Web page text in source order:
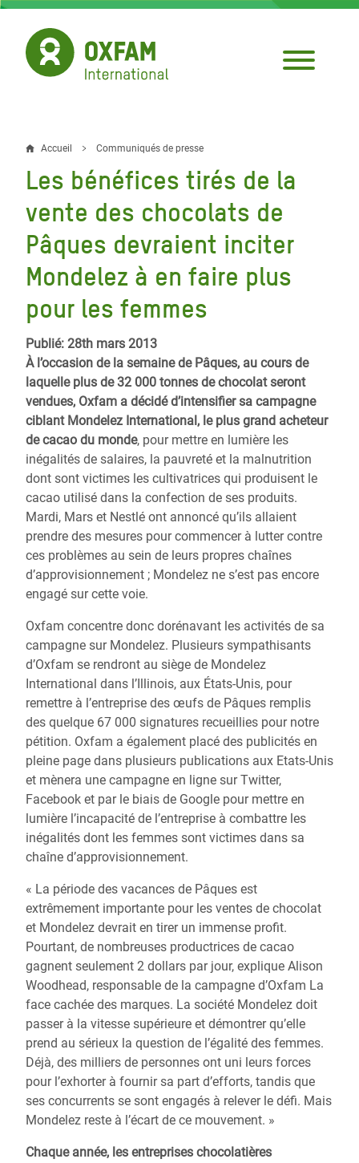
Aller
contenu
principal
Fil
d'Ariane
Accueil Communiqués de presse
Les bénéfices tirés de la
vente des chocolats de
Pâques devraient inciter
Mondelez à en faire plus
pour les femmes
Publié: 28th mars 2013
À l’occasion de la semaine de Pâques, au cours de
laquelle plus de 32 000 tonnes de chocolat seront
vendues, Oxfam a décidé d’intensifier sa campagne
ciblant Mondelez International, le plus grand acheteur
de cacao du monde, pour mettre en lumière les
inégalités de salaires, la pauvreté et la malnutrition
dont sont victimes les cultivatrices qui produisent le
cacao utilisé dans la confection de ses produits.
Mardi, Mars et Nestlé ont annoncé qu’ils allaient
prendre des mesures pour commencer à lutter contre
ces problèmes au sein de leurs propres chaînes
d’approvisionnement ; Mondelez ne s’est pas encore
engagé sur cette voie.
Oxfam concentre donc dorénavant les activités de sa
campagne sur Mondelez. Plusieurs sympathisants
d’Oxfam se rendront au siège de Mondelez
International dans l’Illinois, aux États-Unis, pour
remettre à l’entreprise des œufs de Pâques remplis
des quelque 67 000 signatures recueillies pour notre
pétition. Oxfam a également placé des publicités en
pleine page dans plusieurs publications aux Etats-Unis
et mènera une campagne en ligne sur Twitter,
Facebook et par le biais de Google pour mettre en
lumière l’incapacité de l’entreprise à combattre les
inégalités dont les femmes sont victimes dans sa
chaîne d’approvisionnement.
« La période des vacances de Pâques est
extrêmement importante pour les ventes de chocolat
et Mondelez devrait en tirer un immense profit.
Pourtant, de nombreuses productrices de cacao
gagnent seulement 2 dollars par jour, explique Alison
Woodhead, responsable de la campagne d’Oxfam La
face cachée des marques. La société Mondelez doit
passer à la vitesse supérieure et démontrer qu’elle
prend au sérieux la question de l’égalité des femmes.
Déjà, des milliers de personnes ont uni leurs forces
pour l’exhorter à fournir sa part d’efforts, tandis que
ses concurrents se sont engagés à relever le défi. Mais
Mondelez reste à l’écart de ce mouvement. »
Chaque année, les entreprises chocolatières